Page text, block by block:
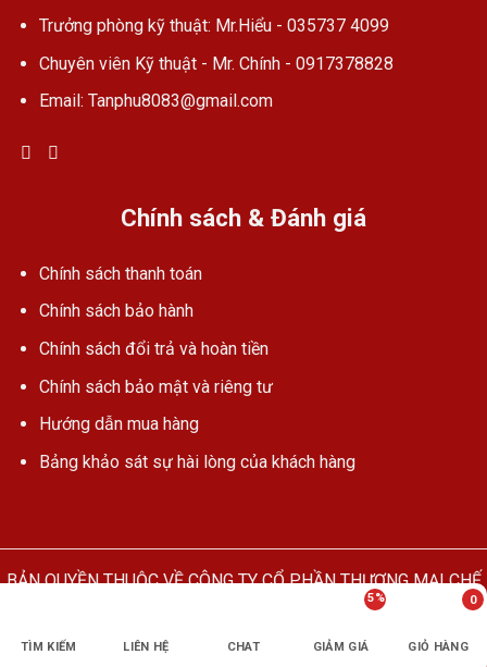
Trưởng phòng kỹ thuật: Mr.Hiểu - 035737 4099
Chuyên viên Kỹ thuật - Mr. Chính - 0917378828
Email: Tanphu8083@gmail.com
Chính sách & Đánh giá
Chính sách thanh toán
Chính sách bảo hành
Chính sách đổi trả và hoàn tiền
Chính sách bảo mật và riêng tư
Hướng dẫn mua hàng
Bảng khảo sát sự hài lòng của khách hàng
BẢN QUYỀN THUỘC VỀ CÔNG TY CỔ PHẦN THƯƠNG MẠI CHẾ
TẠO & CHUYỂN GIAO CÔNG NGHỆ TÂN PHÚ
TÌM KIẾM LIÊN HỆ CHAT
5%
GIẢM GIÁ
0
GIỎ HÀNG